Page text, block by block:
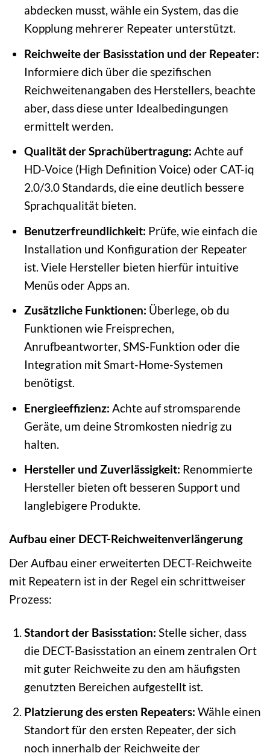
abdecken musst, wähle ein System, das die
Kopplung mehrerer Repeater unterstützt.
Reichweite der Basisstation und der Repeater:
Informiere dich über die spezifischen
Reichweitenangaben des Herstellers, beachte
aber, dass diese unter Idealbedingungen
ermittelt werden.
Qualität der Sprachübertragung: Achte auf
HD-Voice (High Definition Voice) oder CAT-iq
2.0/3.0 Standards, die eine deutlich bessere
Sprachqualität bieten.
Benutzerfreundlichkeit: Prüfe, wie einfach die
Installation und Konfiguration der Repeater
ist. Viele Hersteller bieten hierfür intuitive
Menüs oder Apps an.
Zusätzliche Funktionen: Überlege, ob du
Funktionen wie Freisprechen,
Anrufbeantworter, SMS-Funktion oder die
Integration mit Smart-Home-Systemen
benötigst.
Energieeffizienz: Achte auf stromsparende
Geräte, um deine Stromkosten niedrig zu
halten.
Hersteller und Zuverlässigkeit: Renommierte
Hersteller bieten oft besseren Support und
langlebigere Produkte.
Aufbau einer DECT-Reichweitenverlängerung
Der Aufbau einer erweiterten DECT-Reichweite
mit Repeatern ist in der Regel ein schrittweiser
Prozess:
Standort der Basisstation: Stelle sicher, dass
die DECT-Basisstation an einem zentralen Ort
mit guter Reichweite zu den am häufigsten
genutzten Bereichen aufgestellt ist.
Platzierung des ersten Repeaters: Wähle einen
Standort für den ersten Repeater, der sich
noch innerhalb der Reichweite der